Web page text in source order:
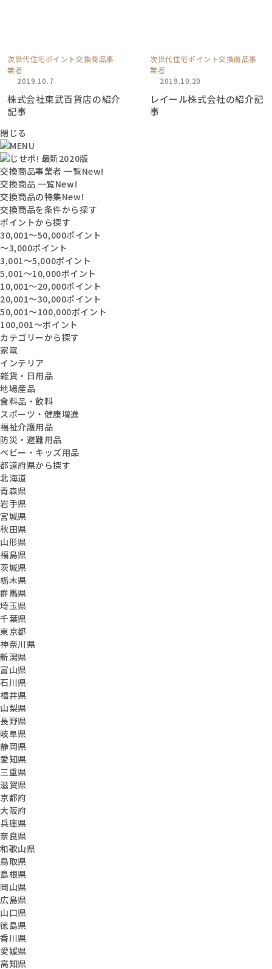
次世代住宅ポイント交換商品事
業者
2019.10.7
株式会社東武百貨店の紹介
記事
次世代住宅ポイント交換商品事
業者
2019.10.20
レイール株式会社の紹介記
事
閉じる
交換商品事業者 一覧New!
交換商品 一覧New!
交換商品の特集New!
交換商品を条件から探す
ポイントから探す
30,001〜50,000ポイント
〜3,000ポイント
3,001〜5,000ポイント
5,001〜10,000ポイント
10,001〜20,000ポイント
20,001〜30,000ポイント
50,001〜100,000ポイント
100,001〜ポイント
カテゴリーから探す
家電
インテリア
雑貨・日用品
地場産品
食料品・飲料
スポーツ・健康増進
福祉介護用品
防災・避難用品
ベビー・キッズ用品
都道府県から探す
北海道
青森県
岩手県
宮城県
秋田県
山形県
福島県
茨城県
栃木県
群馬県
埼玉県
千葉県
東京都
神奈川県
新潟県
富山県
石川県
福井県
山梨県
長野県
岐阜県
静岡県
愛知県
三重県
滋賀県
京都府
大阪府
兵庫県
奈良県
和歌山県
鳥取県
島根県
岡山県
広島県
山口県
徳島県
香川県
愛媛県
高知県